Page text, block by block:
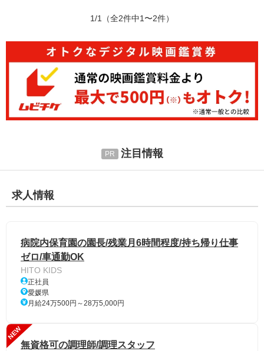
1/1 （全2件中1〜2件）
注目情報
求人情報
病院内保育園の園長/残業月6時間程度/持ち帰り仕事
ゼロ/車通勤OK
HITO KIDS
正社員
愛媛県
月給24万500円～28万5,000円
NEW
無資格可の調理師/調理スタッフ